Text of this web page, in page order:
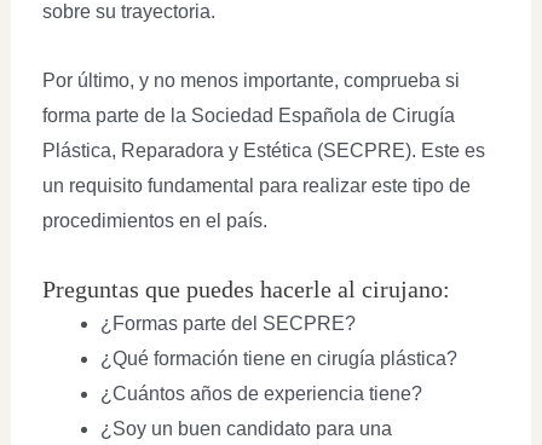
sobre su trayectoria.
Por último, y no menos importante, comprueba si
forma parte de la Sociedad Española de Cirugía
Plástica, Reparadora y Estética (SECPRE). Este es
un requisito fundamental para realizar este tipo de
procedimientos en el país.
Preguntas que puedes hacerle al cirujano:
¿Formas parte del SECPRE?
¿Qué formación tiene en cirugía plástica?
¿Cuántos años de experiencia tiene?
¿Soy un buen candidato para una